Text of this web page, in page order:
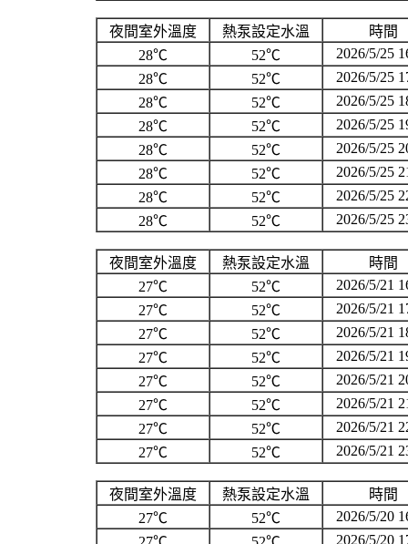
夜間室外溫度 熱泵設定水溫
時間
28℃
52℃
2026/5/25
28℃
52℃
2026/5/25
28℃
52℃
2026/5/25
28℃
52℃
2026/5/25
28℃
52℃
2026/5/25
28℃
52℃
2026/5/25
28℃
52℃
2026/5/25
28℃
52℃ 2026/5/25
夜間室外溫度 熱泵設定水溫
時間
27℃
52℃
2026/5/21
27℃
52℃
2026/5/21
27℃
52℃
2026/5/21
27℃
52℃
2026/5/21
27℃
52℃
2026/5/21
27℃
52℃
2026/5/21
27℃
52℃
2026/5/21
27℃
52℃ 2026/5/21
夜間室外溫度 熱泵設定水溫
時間
27℃
52℃
2026/5/20
2026/5/20